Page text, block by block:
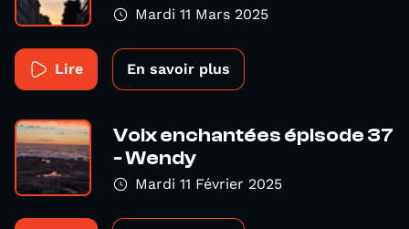
Mardi 11 Mars 2025
Lire En savoir plus
Voix enchantées épisode 37
- Wendy
Mardi 11 Février 2025